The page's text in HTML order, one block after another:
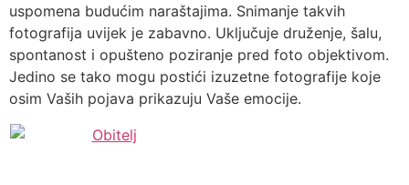
uspomena budućim naraštajima. Snimanje takvih
fotografija uvijek je zabavno. Uključuje druženje, šalu,
spontanost i opušteno poziranje pred foto objektivom.
Jedino se tako mogu postići izuzetne fotografije koje
osim Vaših pojava prikazuju Vaše emocije.